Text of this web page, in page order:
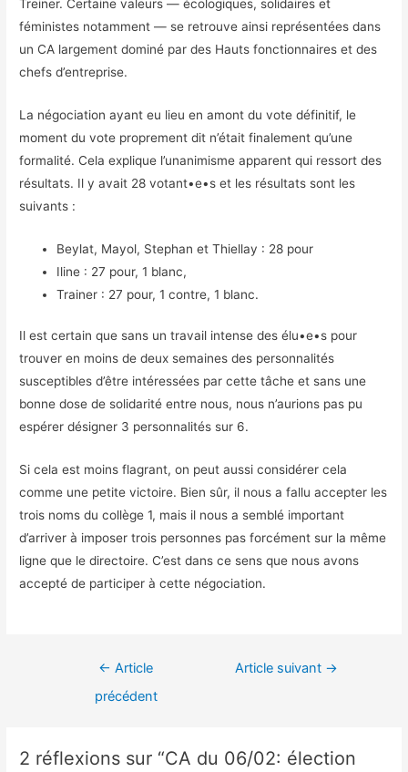
Treiner. Certaine valeurs — écologiques, solidaires et
féministes notamment — se retrouve ainsi représentées dans
un CA largement dominé par des Hauts fonctionnaires et des
chefs d’entreprise.
La négociation ayant eu lieu en amont du vote définitif, le
moment du vote proprement dit n’était finalement qu’une
formalité. Cela explique l’unanimisme apparent qui ressort des
résultats. Il y avait 28 votant•e•s et les résultats sont les
suivants :
Beylat, Mayol, Stephan et Thiellay : 28 pour
Iline : 27 pour, 1 blanc,
Trainer : 27 pour, 1 contre, 1 blanc.
Il est certain que sans un travail intense des élu•e•s pour
trouver en moins de deux semaines des personnalités
susceptibles d’être intéressées par cette tâche et sans une
bonne dose de solidarité entre nous, nous n’aurions pas pu
espérer désigner 3 personnalités sur 6.
Si cela est moins flagrant, on peut aussi considérer cela
comme une petite victoire. Bien sûr, il nous a fallu accepter les
trois noms du collège 1, mais il nous a semblé important
d’arriver à imposer trois personnes pas forcément sur la même
ligne que le directoire. C’est dans ce sens que nous avons
accepté de participer à cette négociation.
Navigation
← Article
précédent
Article suivant →
2 réflexions sur “CA du 06/02: élection